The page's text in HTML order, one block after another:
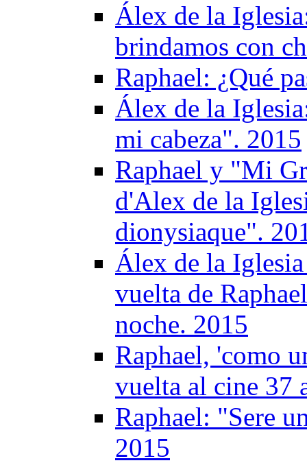
Álex de la
brindamos con
Raphael: ¿Qué
Álex de la
mi cabeza". 2015
Raphael y "Mi
d'Alex de la
dionysiaque".
Álex de la
vuelta de
noche. 2015
Raphael, 'como
vuelta al cine 37
Raphael: "Sere
2015